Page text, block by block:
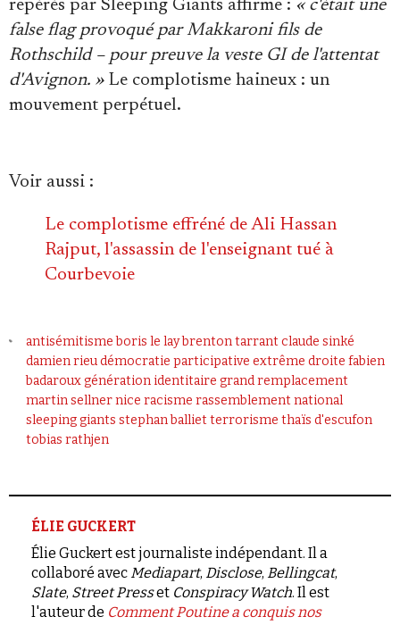
repérés par Sleeping Giants affirme : « c'était une
false flag provoqué par Makkaroni fils de
Rothschild – pour preuve la veste GI de l'attentat
d'Avignon. »Le complotisme haineux : un
mouvement perpétuel.
Voir aussi :
Le complotisme effréné de Ali Hassan
Rajput, l'assassin de l'enseignant tué à
Courbevoie
antisémitisme boris le laybrenton tarrantclaude sinké
damien rieudémocratie participative extrême droite fabien
badarouxgénération identitaire grand remplacement
martin sellnernice racisme rassemblement national
sleeping giants stephan ballietterrorisme thaïs d'escufon
tobias rathjen
ÉLIE GUCKERT
Élie Guckert est journaliste indépendant. Il a
collaboré avec Mediapart, Disclose, Bellingcat,
Slate, Street Presset Conspiracy Watch. Il est
l'auteur de Comment Poutine a conquis nos